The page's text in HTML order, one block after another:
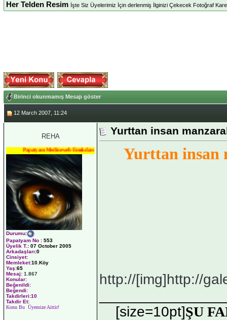
Her Telden Resim İşte Siz Üyelerimiz İçin derlenmiş İlginizi Çekecek Fotoğraf
Birinci okunmamış Mesajı göster
12 March 2007, 11:24
REHA
Papatyam Medineweb Emekdarı
Durumu:
Papatyam No : 553
Üyelik T.: 07 October 2005
Arkadaşları:0
Cinsiyet:
Memleket:10.Köy
Yaş:65
Mesaj: 1.867
Konular:
Beğenildi:
Beğendi:
Takdirleri:10
Takdir Et:
Konu Bu Üyemize Aittir!
Yurttan insan
Yurttan insan
http://[img]http://
[size=10pt]ŞU